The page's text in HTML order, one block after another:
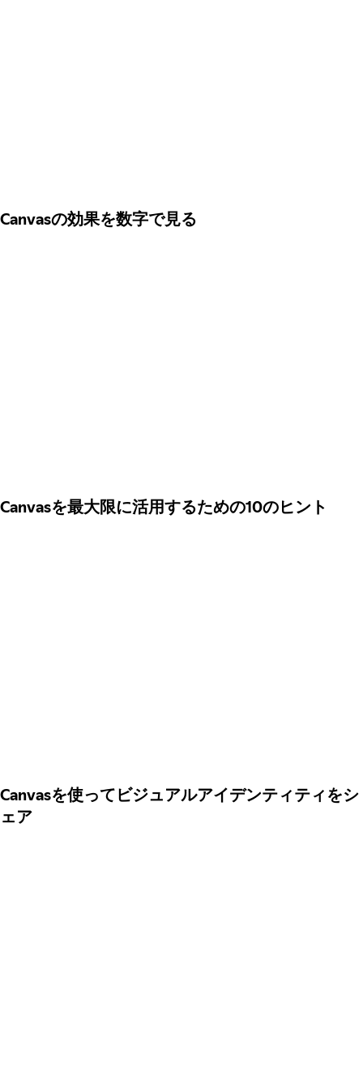
Canvasの効果を数字で見る
Canvasを最大限に活用するための10のヒント
Canvasを使ってビジュアルアイデンティティをシ
ェア